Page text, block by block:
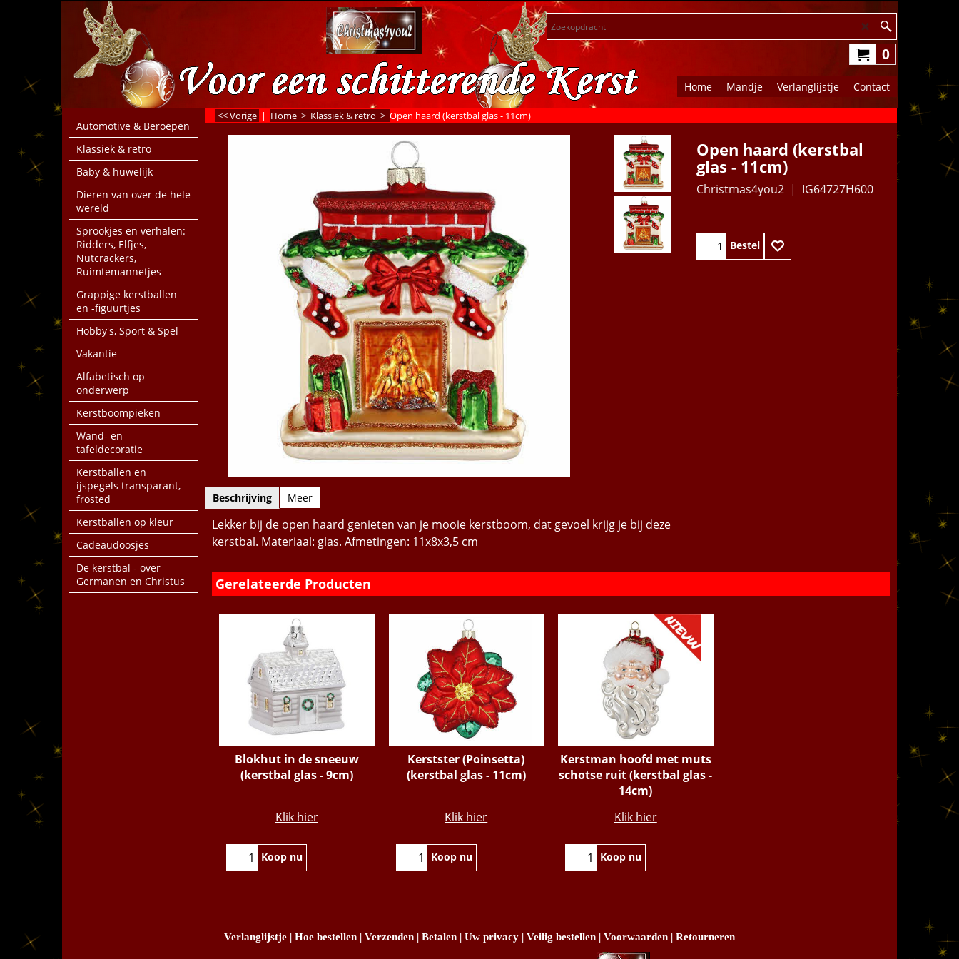
0
Home Mandje Verlanglijstje Contact
Automotive & Beroepen
Klassiek & retro
Baby & huwelijk
Dieren van over de hele
wereld
Sprookjes en verhalen:
Ridders, Elfjes,
Nutcrackers,
Ruimtemannetjes
Grappige kerstballen
en -figuurtjes
Hobby's, Sport & Spel
Vakantie
Alfabetisch op
onderwerp
Kerstboompieken
Wand- en
tafeldecoratie
Kerstballen en
ijspegels transparant,
frosted
Kerstballen op kleur
Cadeaudoosjes
De kerstbal - over
Germanen en Christus
<< Vorige | Home > Klassiek & retro > Open haard (kerstbal glas - 11cm)
Open haard (kerstbal
glas - 11cm)
Christmas4you2 IG64727H600
Beschrijving Meer
Lekker bij de open haard genieten van je mooie kerstboom, dat gevoel krijg je bij deze
kerstbal. Materiaal: glas. Afmetingen: 11x8x3,5 cm
Gerelateerde Producten
Blokhut in de sneeuw
(kerstbal glas - 9cm)
€9.95
Klik hier
Koop nu
Kerstster (Poinsetta)
(kerstbal glas - 11cm)
€8.95
Klik hier
Koop nu
Kerstman hoofd met muts
schotse ruit (kerstbal glas -
14cm)
€11.95
Klik hier
Koop nu
Verlanglijstje | Hoe bestellen | Verzenden | Betalen | Uw privacy | Veilig bestellen | Voorwaarden | Retourneren